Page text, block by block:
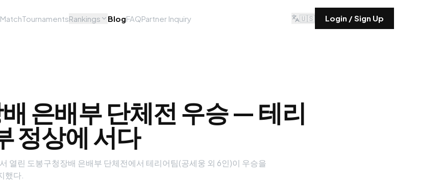
TournamentsRankings BlogFAQPartner Inquiry 🇺🇸 Login / Sign Up
은배부 단체전 우승 — 테리
정상에 서다
열린 도봉구청장배 은배부 단체전에서 테리어팀(공세웅 외 6인)이 우승을
했다.